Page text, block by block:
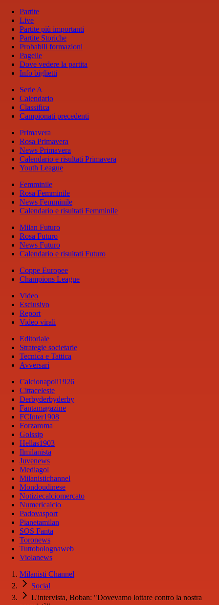
Partite
Live
Partite più importanti
Partite Storiche
Probabili formazioni
Pagelle
Dove vedere la partita
Info biglietti
Serie A
Calendario
Classifica
Campionati precedenti
Primavera
Rosa Primavera
News Primavera
Calendario e risultati Primavera
Youth League
Femminile
Rosa Femminile
News Femminile
Calendario e risultati Femminile
Milan Futuro
Rosa Futuro
News Futuro
Calendario e risultati Futuro
Coppe Europee
Champions League
Video
Esclusivo
Report
Video virali
Editoriale
Strategie societarie
Tecnica e Tattica
Avversari
Calcionapoli1926
Cittaceleste
Derbyderbyderby
Fantamagazine
FCInter1908
Forzaroma
Golssip
Hellas1903
Ilmilanista
Juvenews
Mediagol
Milanistichannel
Mondoudinese
Notiziecalciomercato
Numericalcio
Padovasport
Pianetamilan
SOS Fanta
Toronews
Tuttobolognaweb
Violanews
Milanisti Channel
Social
L'intervista, Boban: "Dovevamo lottare contro la nostra